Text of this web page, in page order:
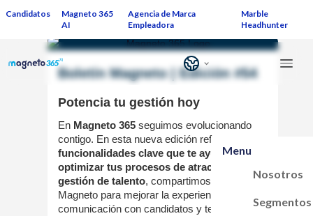
Candidatos
Magneto 365
AI
Agencia de Marca
Empleadora
Marble
Headhunter
Menu
Nosotros
Segmentos
Boletín Magneto | Edición #54
Potencia tu gestión hoy
En Magneto 365 seguimos evolucionando
contigo. En esta nueva edición reforzamos
funcionalidades clave que te ayudarán a
optimizar tus procesos de atracción y
gestión de talento, compartimos un Tip
Magneto para mejorar la experiencia de
comunicación con candidatos y te invitamos